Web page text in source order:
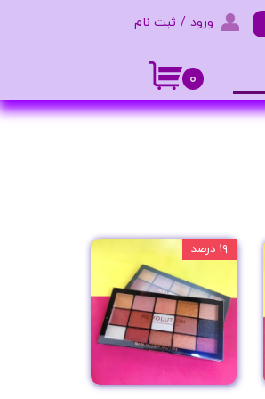
۰
ورود / ثبت نام
تغییر گذر واژه
۱۹ درصد